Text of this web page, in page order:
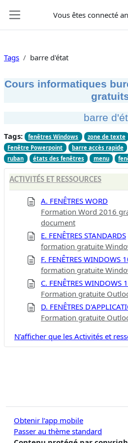
Vous êtes connecté
Tags barre d'état
Cours informatiques
barre
Tags: fenêtres Windows zone de texte
Fenêtre Powerpoint
barre accès rapide
ruban
états des fenêtres menu
ACTIVITÉS ET RESSOURCES
A. FENÊTRES WORD
Formation Word 2016
document
E. FENÊTRES STANDARDS
formation gratuite
F. FENÊTRES WINDOWS
formation gratuite
C. FENÊTRES WINDOWS
Formation gratuite
D. FENÊTRES
Formation gratuite
N’afficher que les Activités et
Obtenir l’app mobile
Passer au thème standard